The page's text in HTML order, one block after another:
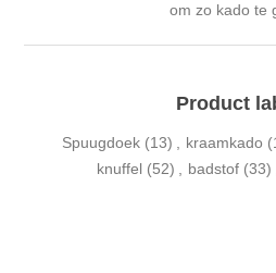
om zo kado te
Product
Spuugdoek (13) kraamkado
knuffel (52) badstof (33)